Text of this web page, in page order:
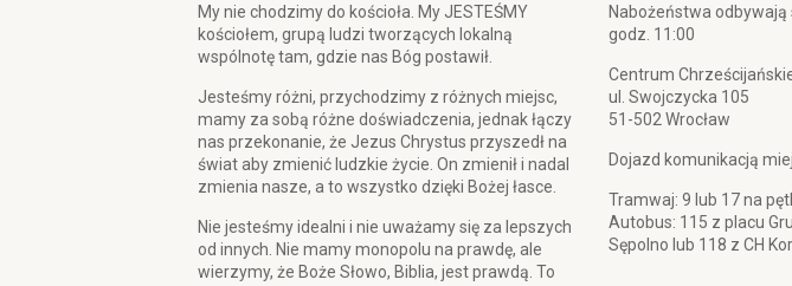
My nie chodzimy do kościoła. My JESTEŚMY
kościołem, grupą ludzi tworzących lokalną
wspólnotę tam, gdzie nas Bóg postawił.
Jesteśmy różni, przychodzimy z różnych miejsc,
mamy za sobą różne doświadczenia, jednak łączy
nas przekonanie, że Jezus Chrystus przyszedł na
świat aby zmienić ludzkie życie. On zmienił i nadal
zmienia nasze, a to wszystko dzięki Bożej łasce.
Nie jesteśmy idealni i nie uważamy się za lepszych
od innych. Nie mamy monopolu na prawdę, ale
wierzymy, że Boże Słowo, Biblia, jest prawdą. To
Nabożeństwa odbywają
godz. 11:00
Centrum
ul. Swojczycka 105
51-502 Wrocław
Dojazd komunikacją
Tramwaj: 9 lub 17 na
Autobus: 115 z placu
Sępolno lub 118 z CH